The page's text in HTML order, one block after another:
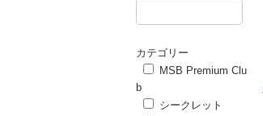
カテゴリー
MSB Premium Clu
b
シークレット